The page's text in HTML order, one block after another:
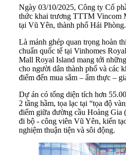
Ngày 03/10/2025, Công ty Cổ
thức khai trương TTTM Vincom
tại Vũ Yên, thành phố Hải Phòng.
Là mảnh ghép quan trọng hoàn
chuẩn quốc tế tại Vinhomes
Mall Royal Island mang tới
cho người dân thành phố và các
điểm đến mua sắm – ẩm thực –
Dự án có tổng diện tích hơn
2 tầng hầm, tọa lạc tại “tọa độ
điểm giữa đường cầu Hoàng Gia
đi bộ - công viên Vũ Yên, kiến
nghiệm thuận tiện và sôi động.